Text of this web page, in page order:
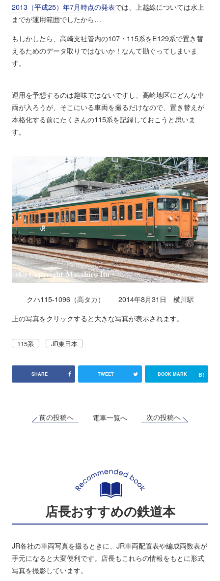
2013（平成25）年7月時点の発表では、上越線については水上
までが運用範囲でしたから…
もしかしたら、高崎支社管内の107・115系をE129系で置き替
えるためのデータ取りではないか！なんて勘ぐってしまいま
す。
運用を予想するのは趣味ではないですし、高崎地区にどんな車
両が入ろうが、そこにいる車両を撮るだけなので、置き替えが
本格化する前にたくさんの115系を記録しておこうと思いま
す。
クハ115-1096（高タカ） 2014年8月31日 横川駅
上の写真をクリックすると大きな写真が表示されます。
115系 JR東日本
SHARE TWEET BOOK MARK B!
前の投稿へ 電車一覧へ 次の投稿へ
店長おすすめの鉄道本
JR各社の車両写真を撮るときに、JR車両配置表や編成両数表が
手元になると大変便利です。店長もこれらの情報をもとに形式
写真を撮影しています。